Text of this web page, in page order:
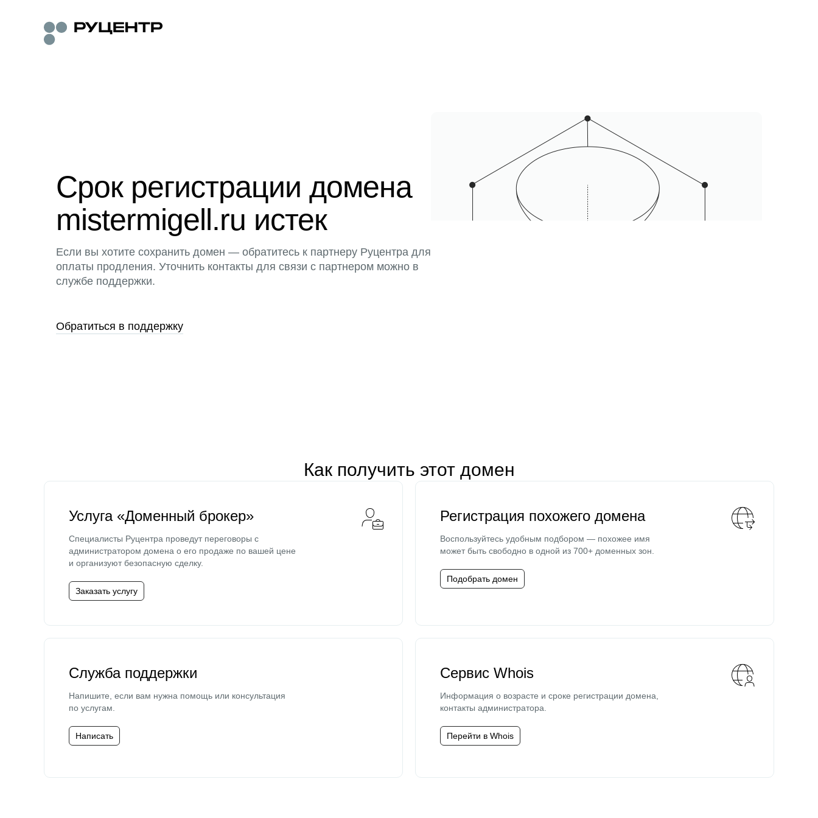
Срок регистрации домена
mistermigell.ru истек
Если вы хотите сохранить домен — обратитесь к партнеру Руцентра для
оплаты продления. Уточнить контакты для связи с партнером можно в
службе поддержки.
Обратиться в поддержку
Как получить этот домен
Услуга «Доменный брокер»
Специалисты Руцентра проведут переговоры с
администратором домена о его продаже по вашей цене
и организуют безопасную сделку.
Заказать услугу
Регистрация похожего домена
Воспользуйтесь удобным подбором — похожее имя
может быть свободно в одной из 700+ доменных зон.
Подобрать домен
Служба поддержки
Напишите, если вам нужна помощь или консультация
по услугам.
Написать
Сервис Whois
Информация о возрасте и сроке регистрации домена,
контакты администратора.
Перейти в Whois